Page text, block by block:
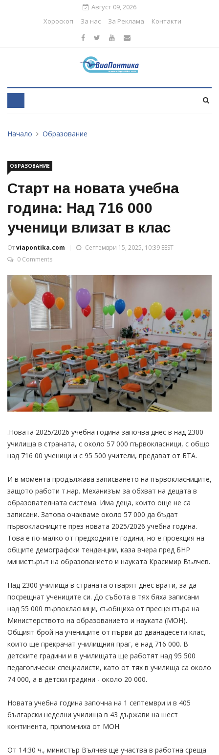
Август 09, 2026
Хороскоп
За нас За Реклама Контакти
Начало Образование
ОБРАЗОВАНИЕ
Старт на новата учебна
година: Над 716 000
ученици влизат в клас
Отviapontika.com
Септември 15, 2025, 10:39 EEST
0 Comments
.Новата 2025/2026 учебна година започва днес в над 2300
училища в страната, с около 57 000 първокласници, с общо
над 716 00 ученици и с 95 500 учители, предават от БТА.
И в момента продължава записването на първокласниците,
защото работи т.нар. Механизъм за обхват на децата в
образователната система. Има деца, които още не са
записани. Затова очакваме около 57 000 да бъдат
първокласниците през новата 2025/2026 учебна година.
Това е по-малко от предходните години, но е проекция на
общите демографски тенденции, каза вчера пред БНР
министърът на образованието и науката Красимир Вълчев.
Над 2300 училища в страната отварят днес врати, за да
посрещнат учениците си. До събота в тях бяха записани
над 55 000 първокласници, съобщиха от пресцентъра на
Министерството на образованието и науката (МОН).
Общият брой на учениците от първи до дванадесети клас,
които ще прекрачат училищния праг, е над 716 000. В
детските градини и в училищата ще работят над 95 500
педагогически специалисти, като от тях в училища са около
74 000, а в детски градини - около 20 000.
Новата учебна година започна на 1 септември и в 405
български неделни училища в 43 държави на шест
континента, припомниха от МОН.
От 14:30 ч., министър Вълчев ще участва в работна среща